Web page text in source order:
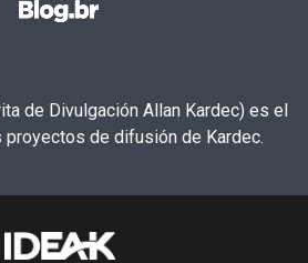
de Divulgación Allan Kardec) es el
proyectos de difusión de Kardec.